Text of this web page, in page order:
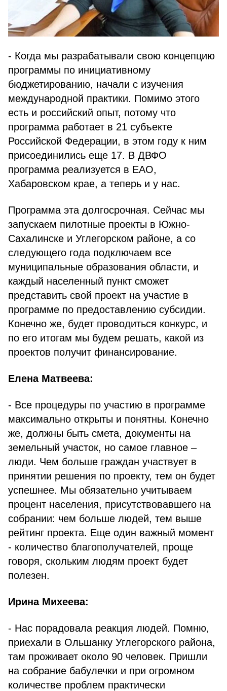
- Когда мы разрабатывали свою концепцию
программы по инициативному
бюджетированию, начали с изучения
международной практики. Помимо этого
есть и российский опыт, потому что
программа работает в 21 субъекте
Российской Федерации, в этом году к ним
присоединились еще 17. В ДВФО
программа реализуется в ЕАО,
Хабаровском крае, а теперь и у нас.
Программа эта долгосрочная. Сейчас мы
запускаем пилотные проекты в Южно-
Сахалинске и Углегорском районе, а со
следующего года подключаем все
муниципальные образования области, и
каждый населенный пункт сможет
представить свой проект на участие в
программе по предоставлению субсидии.
Конечно же, будет проводиться конкурс, и
по его итогам мы будем решать, какой из
проектов получит финансирование.
Елена Матвеева:
- Все процедуры по участию в программе
максимально открыты и понятны. Конечно
же, должны быть смета, документы на
земельный участок, но самое главное –
люди. Чем больше граждан участвует в
принятии решения по проекту, тем он будет
успешнее. Мы обязательно учитываем
процент населения, присутствовавшего на
собрании: чем больше людей, тем выше
рейтинг проекта. Еще один важный момент
- количество благополучателей, проще
говоря, скольким людям проект будет
полезен.
Ирина Михеева:
- Нас порадовала реакция людей. Помню,
приехали в Ольшанку Углегорского района,
там проживает около 90 человек. Пришли
на собрание бабулечки и при огромном
количестве проблем практически